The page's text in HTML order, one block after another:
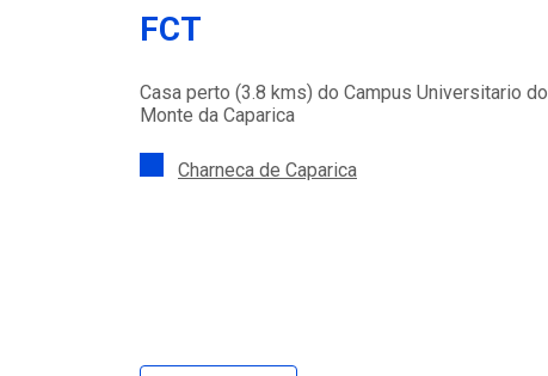
FCT
Casa perto (3.8 kms) do Campus Universitario do
Monte da Caparica
Charneca de Caparica